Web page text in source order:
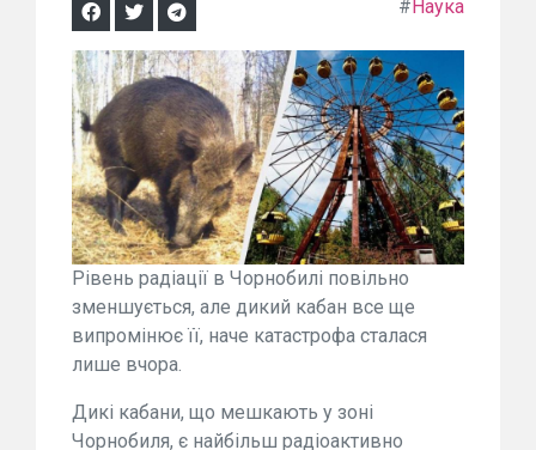
#Наука
Рівень радіації в Чорнобилі повільно
зменшується, але дикий кабан все ще
випромінює її, наче катастрофа сталася
лише вчора.
Дикі кабани, що мешкають у зоні
Чорнобиля, є найбільш радіоактивно